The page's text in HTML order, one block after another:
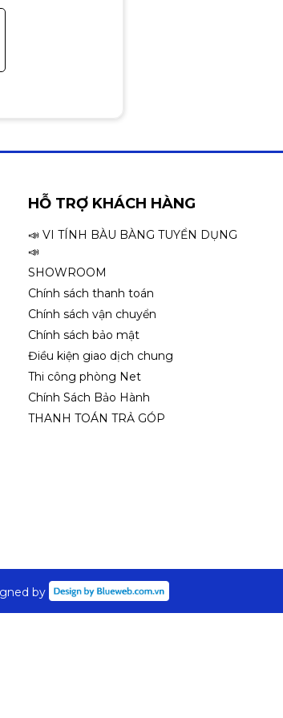
chóng hơn so
CPU và hệ
xuyên.
giúp người
đẹp thêm cho
HỖ TRỢ KHÁCH HÀNG
📣 VI TÍNH BÀU BÀNG TUYỂN DỤNG
📣
SHOWROOM
Chính sách thanh toán
Chính sách vận chuyển
Chính sách bảo mật
Điều kiện giao dịch chung
Thi công phòng Net
Chính Sách Bảo Hành
THANH TOÁN TRẢ GÓP
by